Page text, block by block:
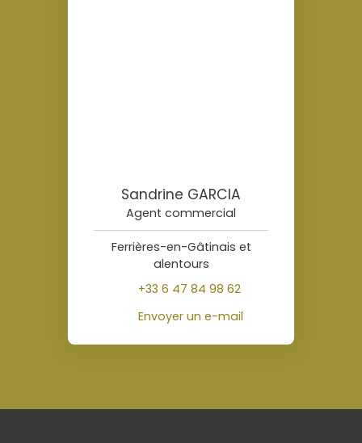
Sandrine GARCIA
Agent commercial
Ferrières-en-Gâtinais et
alentours
+33 6 47 84 98 62
Envoyer un e-mail